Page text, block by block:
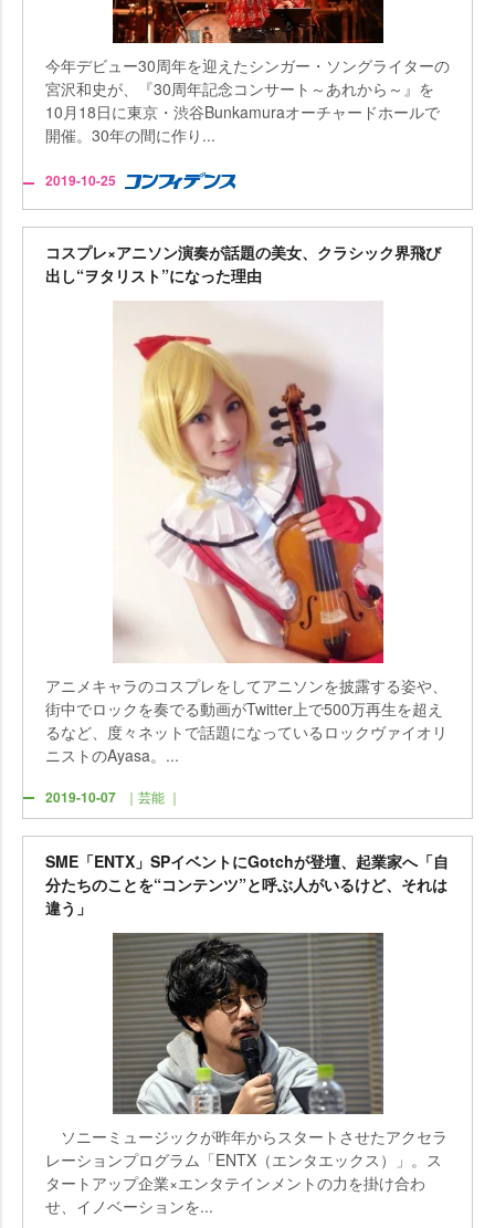
今年デビュー30周年を迎えたシンガー・ソングライターの
宮沢和史が、『30周年記念コンサート～あれから～』を
10月18日に東京・渋谷Bunkamuraオーチャードホールで
開催。30年の間に作り...
2019-10-25
コスプレ×アニソン演奏が話題の美女、クラシック界飛び
出し“ヲタリスト”になった理由
アニメキャラのコスプレをしてアニソンを披露する姿や、
街中でロックを奏でる動画がTwitter上で500万再生を超え
るなど、度々ネットで話題になっているロックヴァイオリ
ニストのAyasa。...
2019-10-07 ｜芸能 ｜
SME「ENTX」SPイベントにGotchが登壇、起業家へ「自
分たちのことを“コンテンツ”と呼ぶ人がいるけど、それは
違う」
ソニーミュージックが昨年からスタートさせたアクセラ
レーションプログラム「ENTX（エンタエックス）」。ス
タートアップ企業×エンタテインメントの力を掛け合わ
せ、イノベーションを...